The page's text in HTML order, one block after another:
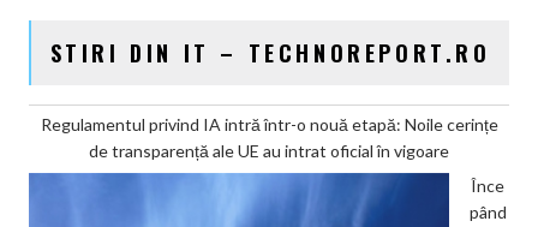
STIRI DIN IT – TECHNOREPORT.RO
Regulamentul privind IA intră într-o nouă etapă: Noile cerințe
de transparență ale UE au intrat oficial în vigoare
Înce
pând